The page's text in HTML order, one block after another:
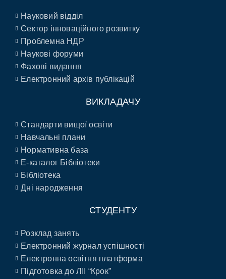
Науковий відділ
Сектор інноваційного розвитку
Проблемна НДР
Наукові форуми
Фахові видання
Електронний архів публікацій
ВИКЛАДАЧУ
Стандарти вищої освіти
Навчальні плани
Нормативна база
E-каталог Бібліотеки
Бібліотека
Дні народження
СТУДЕНТУ
Розклад занять
Електронний журнал успішності
Електронна освітня платформа
Підготовка до ЛІІ “Крок”